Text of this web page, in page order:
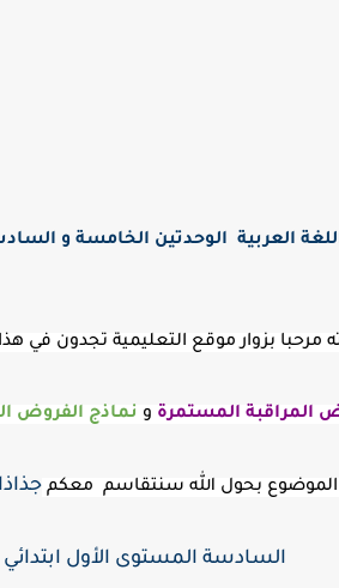
العربية الوحدتين الخامسة و السادسة
مرحبا بزوار موقع التعليمية تجدون في
المراقبة المستمرة و نماذج الفروض
الموضوع بحول الله سنتقاسم معكم
السادسة المستوى الأول ابتدائي 2023.2024